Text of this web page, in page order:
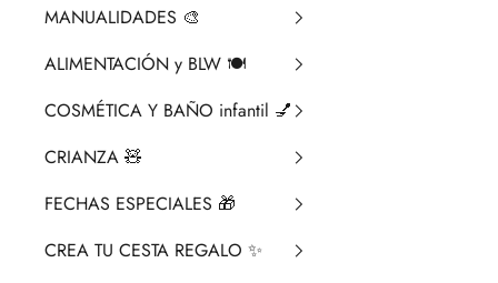
MANUALIDADES 🎨​
ALIMENTACIÓN y BLW 🍽️
COSMÉTICA Y BAÑO infantil 💅
CRIANZA ​🧸​
FECHAS ESPECIALES 🎁
CREA TU CESTA REGALO ✨